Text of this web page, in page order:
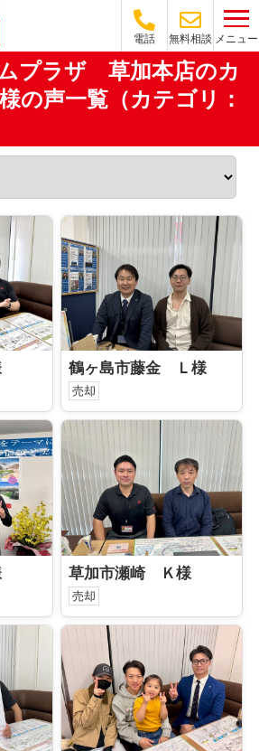
電話 無料相談 メニュー
プラザ 草加本店のカ
の声一覧（カテゴリ：
鶴ヶ島市藤金 Ｌ様
売却
草加市瀬崎 Ｋ様
売却